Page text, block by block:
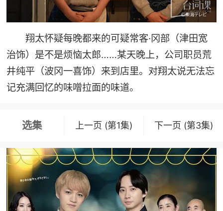
翔太怀疑每晚都来的可疑常客·冈部（津田宽
治饰）是不是烦恼太郎……某天晚上，公司职员荒
井纯平（波冈一喜饰）来到店里。对翔太说无法忘
记充满回忆的味噌拉面的味道。
选集 上一页 (第1集) 下一页 (第3集)